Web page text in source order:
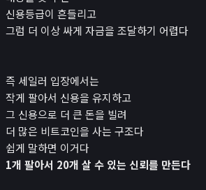
신용등급이 흔들리고
그럼 더 이상 싸게 자금을 조달하기 어렵다
즉 세일러 입장에서는
작게 팔아서 신용을 유지하고
그 신용으로 더 큰 돈을 빌려
더 많은 비트코인을 사는 구조다
쉽게 말하면 이거다
1개 팔아서 20개 살 수 있는 신뢰를 만든다